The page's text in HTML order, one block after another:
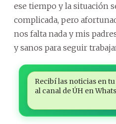
ese tiempo y la situación
complicada, pero
nos falta nada y mis
y sanos para seguir
Recibí las noticias en
al canal de ÚH en